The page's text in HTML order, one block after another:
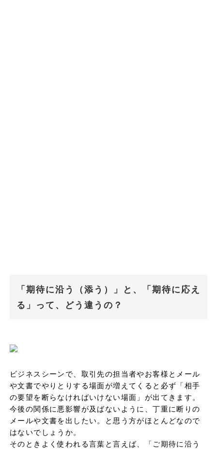
「期待に沿う（添う）」と、「期待に応え
る」って、どう違うの？
ビジネスシーンで、取引先の担当者やお客様とメール
や文書でやりとりする場面が増えてくると必ず「相手
の要望を断らなければいけない場面」が出てきます。
今後の関係に悪影響が及ばないように、丁重に断りの
メールや文書を出したい。と思う方がほとんどなので
はないでしょうか。
そのときよく使われる言葉と言えば、「ご期待に沿う